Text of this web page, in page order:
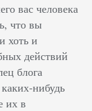
вас человека
что вы
хоть и
действий
блога
нибудь
их в